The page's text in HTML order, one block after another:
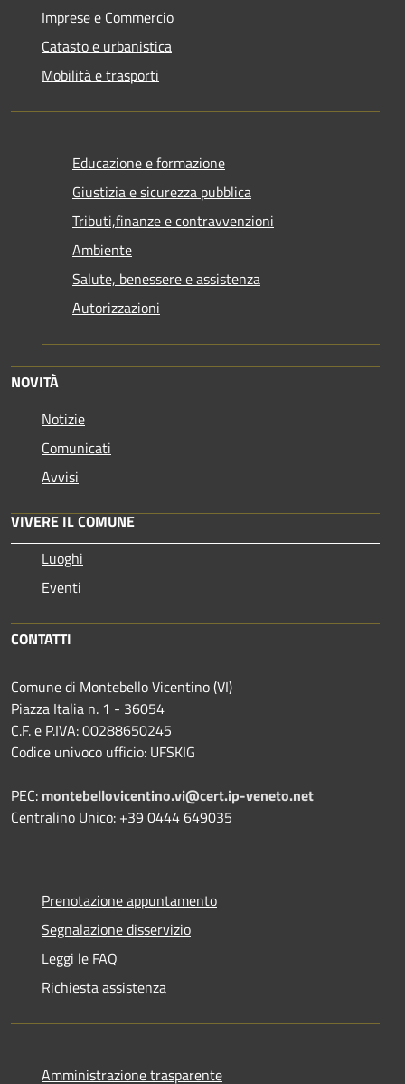
Imprese e Commercio
Catasto e urbanistica
Mobilità e trasporti
Educazione e formazione
Giustizia e sicurezza pubblica
Tributi,finanze e contravvenzioni
Ambiente
Salute, benessere e assistenza
Autorizzazioni
NOVITÀ
Notizie
Comunicati
Avvisi
VIVERE IL COMUNE
Luoghi
Eventi
CONTATTI
Comune di Montebello Vicentino (VI)
Piazza Italia n. 1 - 36054
C.F. e P.IVA: 00288650245
Codice univoco ufficio: UFSKIG
PEC: montebellovicentino.vi@cert.ip-veneto.net
Centralino Unico: +39 0444 649035
Prenotazione appuntamento
Segnalazione disservizio
Leggi le FAQ
Richiesta assistenza
Amministrazione trasparente